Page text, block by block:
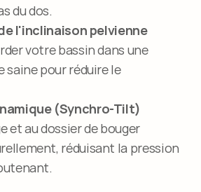
du dos.
l'inclinaison pelvienne
votre bassin dans une
pour réduire le
(Synchro-Tilt)
et au dossier de bouger
réduisant la pression